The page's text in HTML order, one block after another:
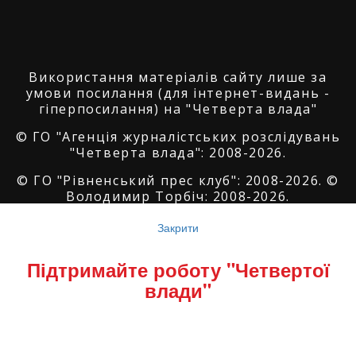
Використання матеріалів сайту лише за
умови посилання (для інтернет-видань -
гіперпосилання) на "Четверта влада"
© ГО "Агенція журналістських розслідувань
"Четверта влада": 2008-2026.
© ГО "Рівненський прес клуб": 2008-2026. ©
Володимир Торбіч: 2008-2026.
SoftGroup
Reserved
Закрити
Підтримайте роботу "Четвертої
влади"